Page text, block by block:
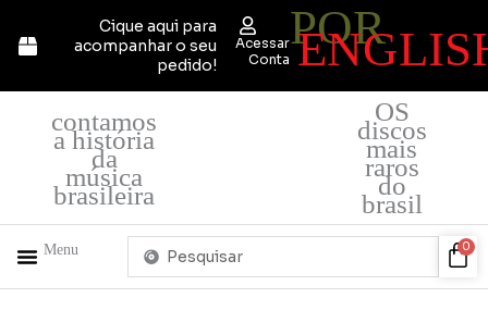
para
Cique aqui para
acompanhar o seu
pedido!
Acessar
Conta
POR
contamos
a história
da
música
brasileira
OS
discos
mais
raros
do
brasil
Menu
Pesquisar
0